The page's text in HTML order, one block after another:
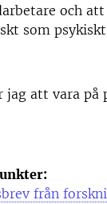
och
som
jag att vara på
från